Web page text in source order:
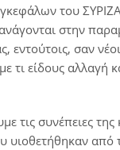
του
στην
εντούτοις, σαν
τι είδους αλλαγή
τις συνέπειες
υιοθετήθηκαν